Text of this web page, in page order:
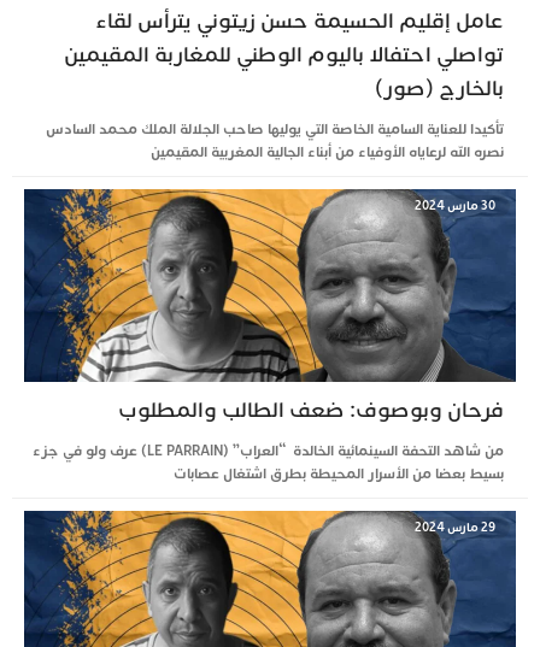
عامل إقليم الحسيمة حسن زيتوني يترأس لقاء
تواصلي احتفالا باليوم الوطني للمغاربة المقيمين
بالخارج (صور)
تأكيدا للعناية السامية الخاصة التي يوليها صاحب الجلالة الملك محمد السادس
نصره الله لرعاياه الأوفياء من أبناء الجالية المغربية المقيمين
فرحان وبوصوف: ضعف الطالب والمطلوب
من شاهد التحفة السينمائية الخالدة “العراب” (LE PARRAIN) عرف ولو في جزء
بسيط بعضا من الأسرار المحيطة بطرق اشتغال عصابات